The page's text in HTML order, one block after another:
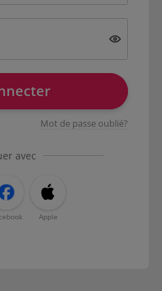
Mot de passe oublié?
avec
Apple